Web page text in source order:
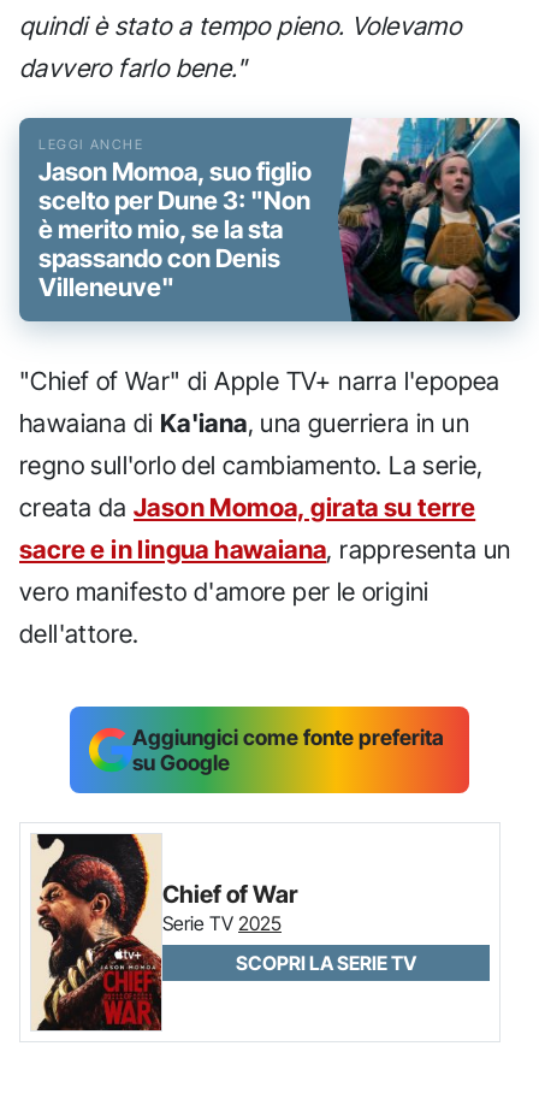
quindi è stato a tempo pieno. Volevamo
davvero farlo bene."
Jason Momoa, suo figlio
scelto per Dune 3: "Non
è merito mio, se la sta
spassando con Denis
Villeneuve"
"Chief of War" di Apple TV+ narra l'epopea
hawaiana di Ka'iana, una guerriera in un
regno sull'orlo del cambiamento. La serie,
creata daJason Momoa, girata su terre
sacre e in lingua hawaiana, rappresenta un
vero manifesto d'amore per le origini
dell'attore.
Aggiungici come fonte preferita
su Google
Chief of War
Serie TV 2025
SCOPRI LA SERIE TV